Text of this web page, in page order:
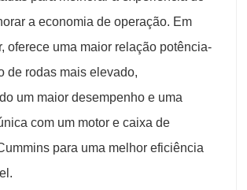
a economia de operação. Em
oferece uma maior relação potência-
de rodas mais elevado,
um maior desempenho e uma
com um motor e caixa de
para uma melhor eficiência